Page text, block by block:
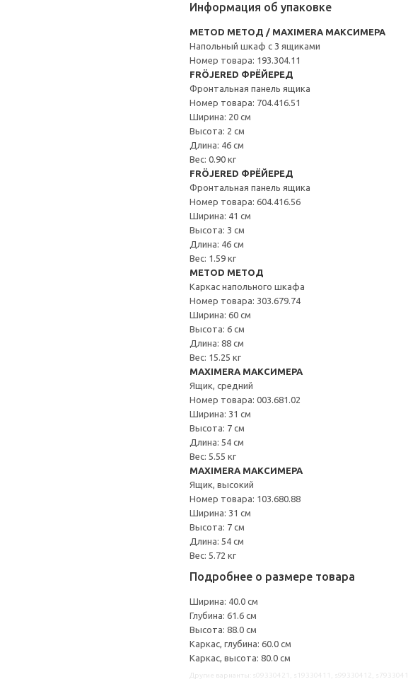
Информация об упаковке
METOD МЕТОД / MAXIMERA МАКСИМЕРА
Напольный шкаф с 3 ящиками
Номер товара: 193.304.11
FRÖJERED ФРЁЙЕРЕД
Фронтальная панель ящика
Номер товара: 704.416.51
Ширина: 20 см
Высота: 2 см
Длина: 46 см
Вес: 0.90 кг
FRÖJERED ФРЁЙЕРЕД
Фронтальная панель ящика
Номер товара: 604.416.56
Ширина: 41 см
Высота: 3 см
Длина: 46 см
Вес: 1.59 кг
METOD МЕТОД
Каркас напольного шкафа
Номер товара: 303.679.74
Ширина: 60 см
Высота: 6 см
Длина: 88 см
Вес: 15.25 кг
MAXIMERA МАКСИМЕРА
Ящик, средний
Номер товара: 003.681.02
Ширина: 31 см
Высота: 7 см
Длина: 54 см
Вес: 5.55 кг
MAXIMERA МАКСИМЕРА
Ящик, высокий
Номер товара: 103.680.88
Ширина: 31 см
Высота: 7 см
Длина: 54 см
Вес: 5.72 кг
Подробнее о размере товара
Ширина: 40.0 см
Глубина: 61.6 см
Высота: 88.0 см
Каркас, глубина: 60.0 см
Каркас, высота: 80.0 см